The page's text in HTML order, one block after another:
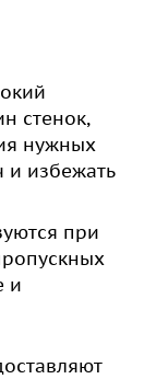
стенок,
нужных
и избежать
при
и